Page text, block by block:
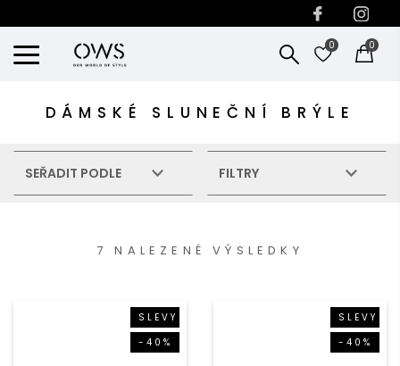
0
0
DÁMSKÉ SLUNEČNÍ BRÝLE
SEŘADIT PODLE FILTRY
7 NALEZENÉ VÝSLEDKY
SLEVY
-40%
SLEVY
-40%